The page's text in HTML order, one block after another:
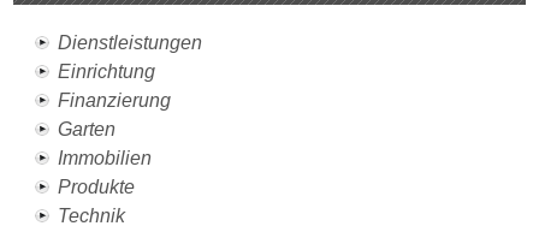
Dienstleistungen
Einrichtung
Finanzierung
Garten
Immobilien
Produkte
Technik